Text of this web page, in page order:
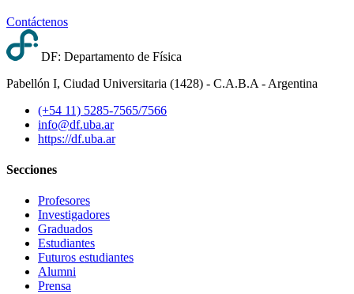
Contáctenos
DF: Departamento de Física
Pabellón I, Ciudad Universitaria (1428) - C.A.B.A - Argentina
(+54 11) 5285-7565/7566
info@df.uba.ar
https://df.uba.ar
Secciones
Profesores
Investigadores
Graduados
Estudiantes
Futuros estudiantes
Alumni
Prensa